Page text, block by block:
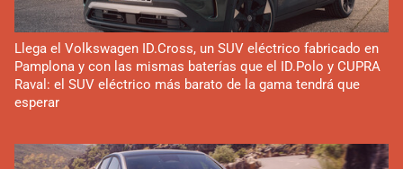
Llega el Volkswagen ID.Cross, un SUV eléctrico fabricado en
Pamplona y con las mismas baterías que el ID.Polo y CUPRA
Raval: el SUV eléctrico más barato de la gama tendrá que
esperar